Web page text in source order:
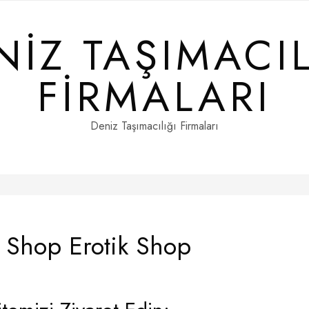
FIRMALARI
Deniz Taşımacılığı Firmaları
Erotik Shop